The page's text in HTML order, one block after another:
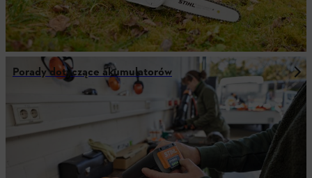
Porady dotyczące akumulatorów